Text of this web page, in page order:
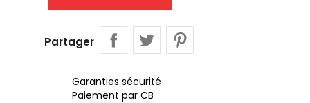
Partager
Garanties sécurité
Paiement par CB